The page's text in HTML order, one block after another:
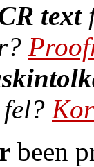
text
been